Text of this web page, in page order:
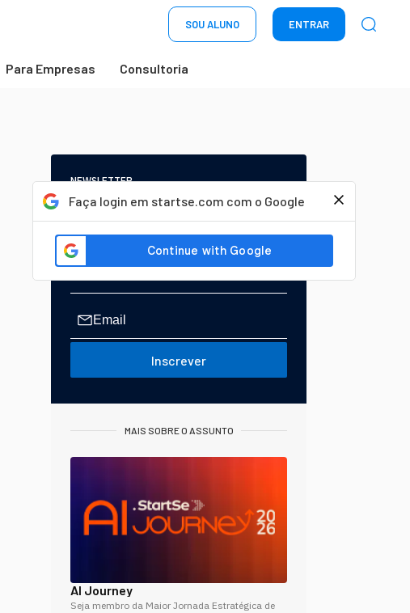
SOU ALUNO ENTRAR
Para Empresas Consultoria
Faça login em startse.com com o Google
NEWSLETTER
Start Seu dia:
A Newsletter do AGORA!
Inscrever
MAIS SOBRE O ASSUNTO
AI Journey
Seja membro da Maior Jornada Estratégica de